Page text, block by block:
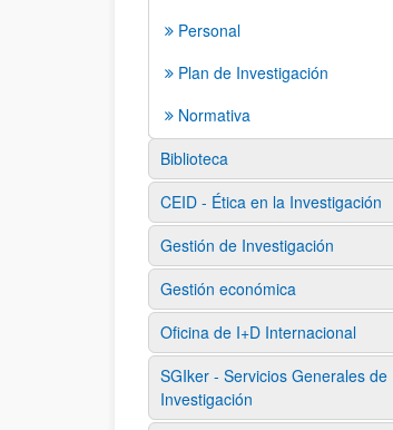
Personal
Plan de Investigación
Normativa
Biblioteca
CEID - Ética en la Investigación
Gestión de Investigación
Gestión económica
Oficina de I+D Internacional
SGIker - Servicios Generales de
Investigación